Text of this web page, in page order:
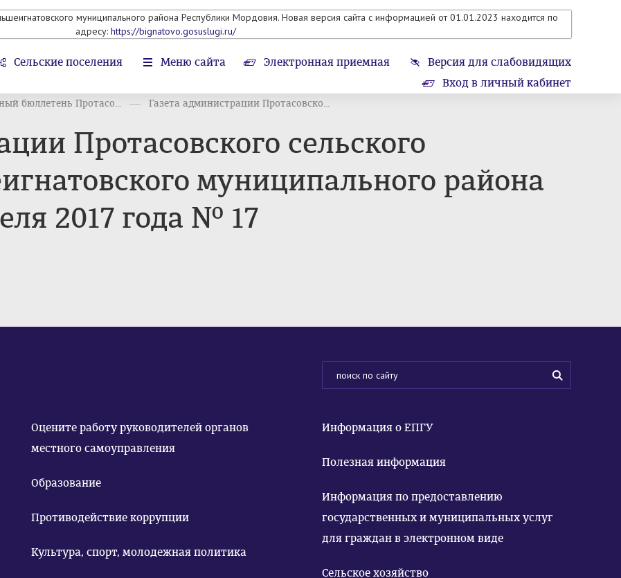
муниципального района Республики Мордовия. Новая версия сайта с информацией от 01.01.2023 находится по
адресу: https://bignatovo.gosuslugi.ru/
Сельские поселения Меню сайта Электронная приемная
Версия для слабовидящих
Вход в личный кабинет
бюллетень Протасо... Газета администрации Протасовско...
Протасовского сельского
муниципального района
2017 года № 17
Оцените работу руководителей органов
местного самоуправления
Образование
Противодействие коррупции
Культура, спорт, молодежная политика
Информация о ЕПГУ
Полезная информация
Информация по предоставлению
государственных и муниципальных услуг
для граждан в электронном виде
Сельское хозяйство